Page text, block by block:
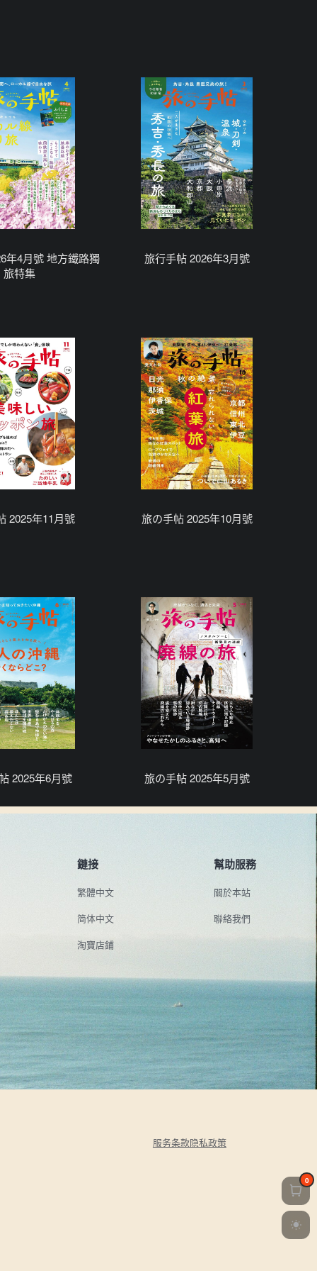
年4月號 地方鐵路獨
旅特集
旅行手帖 2026年3月號
2025年11月號 旅の手帖 2025年10月號
2025年6月號 旅の手帖 2025年5月號
鏈接
繁體中文
简体中文
淘寶店鋪
幫助服務
關於本站
聯絡我們
服务条款隐私政策
0